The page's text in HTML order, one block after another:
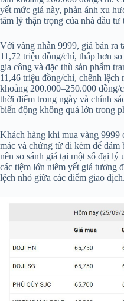
yết mức giá này, phản ánh xu
tâm lý thận trọng của nhà đầu
Với vàng nhẫn 9999, giá bán ra
11,72 triệu đồng/chỉ, thấp hơn
gia công và đặc thù sản phẩm
11,46 triệu đồng/chỉ, chênh
khoảng 200.000–250.000
thời điểm trong ngày và chính
biến động không quá lớn trong
Khách hàng khi mua vàng
mác và chứng từ đi kèm để đảm
nên so sánh giá tại một số đại
các tiệm lớn niêm yết giá tương
lệch nhỏ giữa các điểm giao dịch.